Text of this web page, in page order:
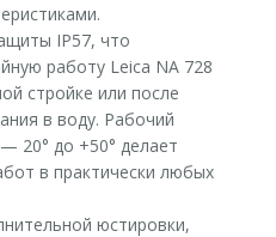
IP57, что
работу Leica NA 728
стройке или после
в воду. Рабочий
20° до +50° делает
в практически любых
юстировки,